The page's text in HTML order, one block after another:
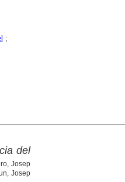
;
del
Josep
Josep